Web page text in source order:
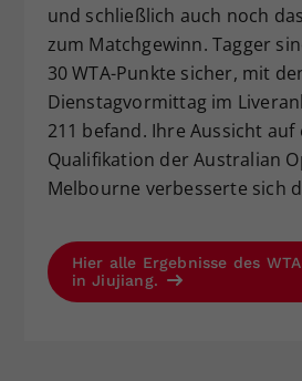
und schließlich auch noch
zum Matchgewinn. Tagger
30 WTA-Punkte sicher, mit
Dienstagvormittag im
211 befand. Ihre Aussicht
Qualifikation der Australian
Melbourne verbesserte sich
Hier alle Ergebnisse des
in Jiujiang.